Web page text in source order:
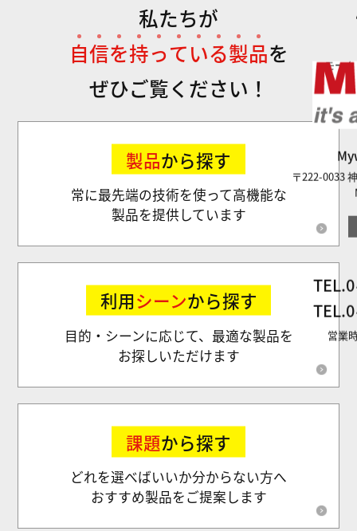
モー
〒222-0033
TEL.
TEL.
営業
私たちが
自信を持っている製品を
ぜひご覧ください！
製品から探す
常に最先端の技術を使って高機能な
製品を提供しています
利用シーンから探す
目的・シーンに応じて、最適な製品を
お探しいただけます
課題から探す
どれを選べばいいか分からない方へ
おすすめ製品をご提案します